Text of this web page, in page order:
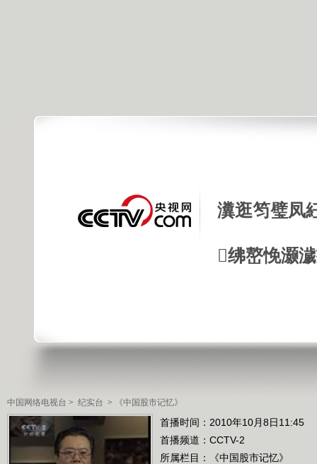
瀵逛笉璧凤
绋嶅悗灏
中国网络电视台 > 纪实台 > 《中国股市记忆》
首播时间：2010年10月8日11:45
首播频道： CCTV-2
所属栏目：
《中国股市记忆》